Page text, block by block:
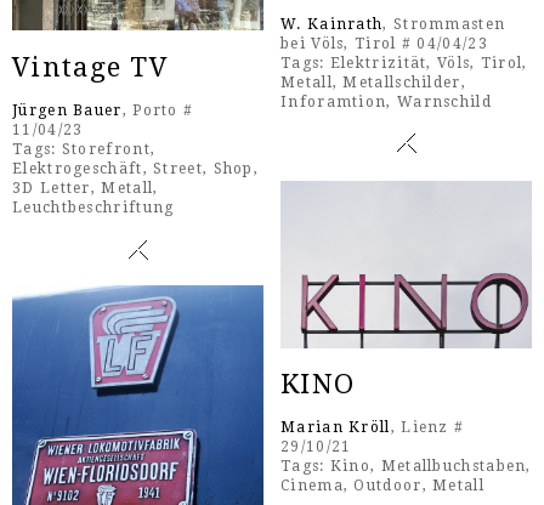
Vintage TV
Jürgen Bauer, Porto #
11/04/23
Tags: Storefront,
Elektrogeschäft,Street, Shop ,
3D Letter,Metall,
Leuchtbeschriftung
W. Kainrath, Strommasten
bei Völs, Tirol # 04/04/23
Tags: Elektrizität,Völs, Tirol,
Metall,Metallschilder,
Inforamtion, Warnschild
KINO
Marian Kröll, Lienz #
29/10/21
Tags: Kino, Metallbuchstaben,
Cinema, Outdoor,Metall